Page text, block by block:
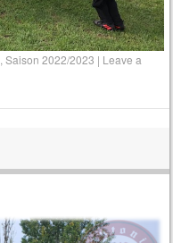
,Saison 2022/2023 | Leave a